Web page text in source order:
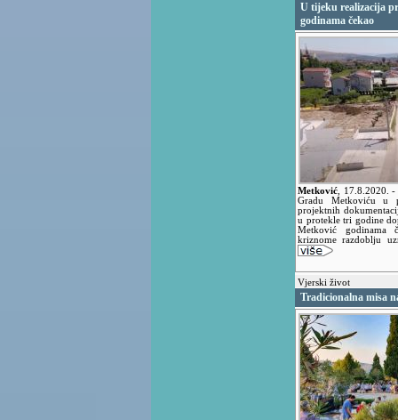
U tijeku realizacija
godinama čekao
Metković 17.8.2020.-
Gradu Metkoviću u
projektnih
u protekle tri godine
Metković godinama
kriznome razdoblju
Vjerski život
Tradicionalna misa